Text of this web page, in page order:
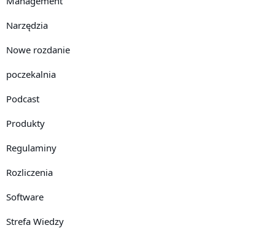
Narzędzia
Nowe rozdanie
poczekalnia
Podcast
Produkty
Regulaminy
Rozliczenia
Software
Strefa Wiedzy